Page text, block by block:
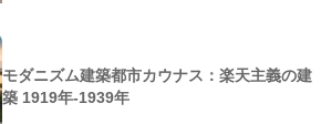
モダニズム建築都市カウナス：楽天主義の建
築 1919年-1939年